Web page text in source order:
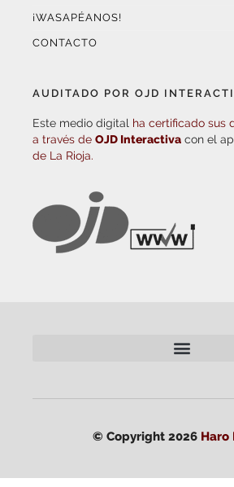
¡WASAPÉANOS!
CONTACTO
AUDITADO POR OJD
Este medio digital ha certificado sus
a través de OJD Interactiva con el
de La Rioja.
© Copyright 2026 Haro